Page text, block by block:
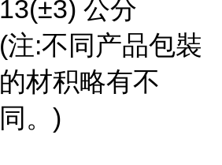
13(±3) 公分
(注:不同产品包裝
的材积略有不
同。)